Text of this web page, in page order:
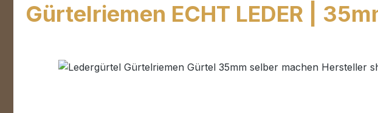
Gürtelriemen ECHT LEDER |
Skip image gallery